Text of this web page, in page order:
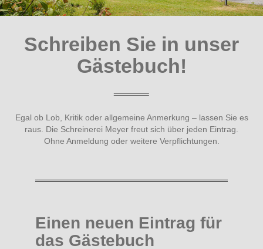
Schreiben Sie in unser
Gästebuch!
Egal ob Lob, Kritik oder allgemeine Anmerkung – lassen Sie es
raus. Die Schreinerei Meyer freut sich über jeden Eintrag.
Ohne Anmeldung oder weitere Verpflichtungen.
Einen neuen Eintrag für
das Gästebuch